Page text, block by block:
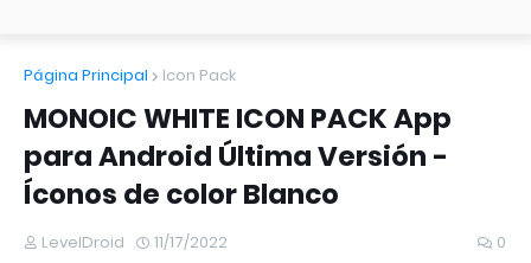
Página Principal Icon Pack
MONOIC WHITE ICON PACK App
para Android Última Versión -
Íconos de color Blanco
LevelDroid 11/17/2022 0